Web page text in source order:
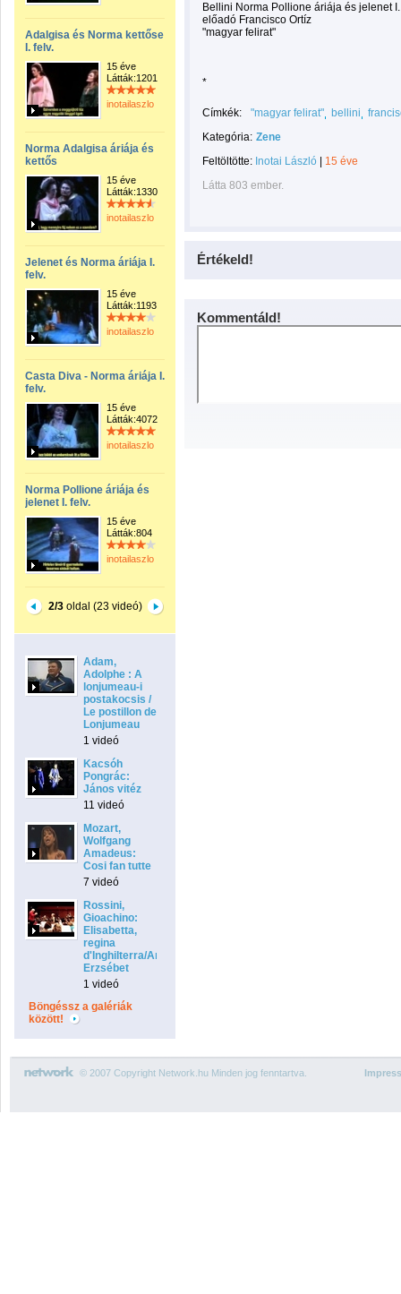
Adalgisa és Norma kettőse
I. felv.
15 éve
Látták:1201
inotailaszlo
Norma Adalgisa áriája és
kettős
15 éve
Látták:1330
inotailaszlo
Jelenet és Norma áriája I.
felv.
15 éve
Látták:1193
inotailaszlo
Casta Diva - Norma áriája I.
felv.
15 éve
Látták:4072
inotailaszlo
Norma Pollione áriája és
jelenet I. felv.
15 éve
Látták:804
inotailaszlo
2/3oldal (23 videó)
Adam,
Adolphe : A
lonjumeau-i
postakocsis /
Le postillon de
Lonjumeau
1 videó
Kacsóh
Pongrác:
János vitéz
11 videó
Mozart,
Wolfgang
Amadeus:
Cosi fan tutte
7 videó
Rossini,
Gioachino:
Elisabetta,
regina
d'Inghilterra/Angliai
Erzsébet
1 videó
Böngéssz a galériák
között!
Bellini Norma Pollione áriája és jelenet I.
előadó Francisco Ortíz
"magyar felirat"
*
Címkék: "magyar felirat" bellini
Kategória: Zene
Feltöltötte: Inotai László
15 éve
Látta 803 ember.
Értékeld!
Kommentáld!
© 2007 Copyright Network.hu Minden jog fenntartva.